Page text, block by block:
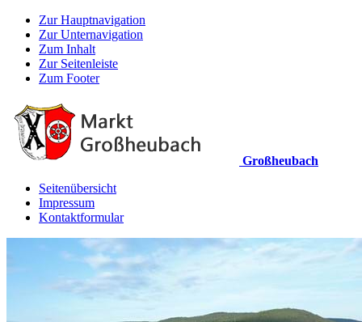
Zur Hauptnavigation
Zur Unternavigation
Zum Inhalt
Zur Seitenleiste
Zum Footer
Großheubach
Seitenübersicht
Impressum
Kontaktformular